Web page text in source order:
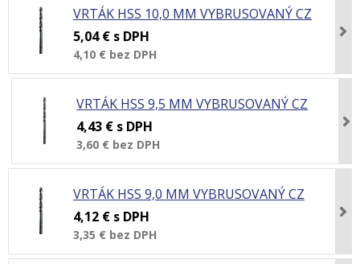
VRTÁK HSS 10,0 MM VYBRUSOVANÝ CZ
5,04 € s DPH
4,10 € bez DPH
VRTÁK HSS 9,5 MM VYBRUSOVANÝ CZ
4,43 € s DPH
3,60 € bez DPH
VRTÁK HSS 9,0 MM VYBRUSOVANÝ CZ
4,12 € s DPH
3,35 € bez DPH